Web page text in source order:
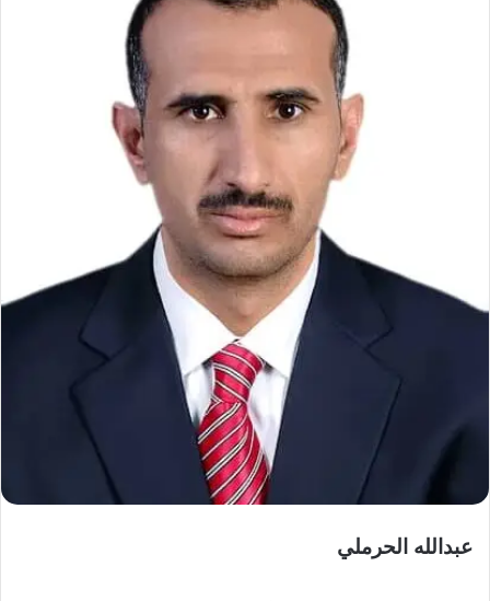
عبدالله الحرملي